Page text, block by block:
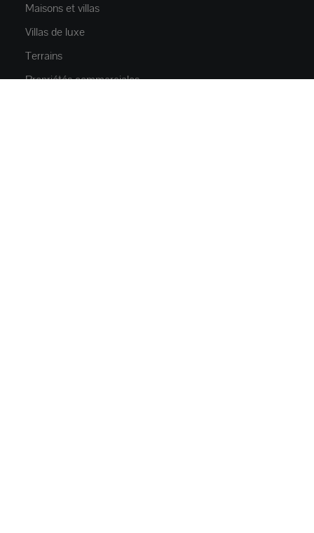
Maisons et villas
Villas de luxe
Terrains
Propriétés commerciales